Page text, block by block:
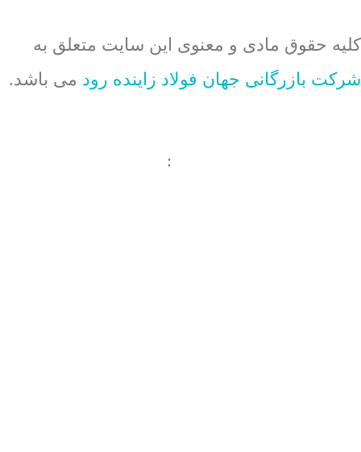
حقوق مادی و معنوی این سایت متعلق به
بازرگانی جهان فولاد زاینده رود می باشد.
شرکت دیجیتال